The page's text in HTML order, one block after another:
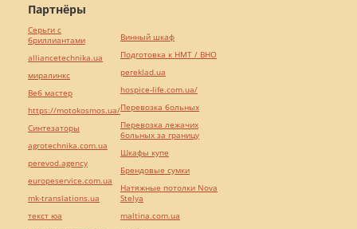
Партнёры
Серьги с
бриллиантами
alliancetechnika.ua
миралинкс
Веб мастер
https://motokosmos.ua/
Синтезаторы
agrotechnika.com.ua
perevod.agency
europeservice.com.ua
mk-translations.ua
текст юа
Винный шкаф
Подготовка к НМТ / ВНО
pereklad.ua
hospice-life.com.ua/
Перевозка больных
Перевозка лежачих
больных за границу
Шкафы купе
Брендовые сумки
Натяжные потолки Nova
Stelya
maltina.com.ua